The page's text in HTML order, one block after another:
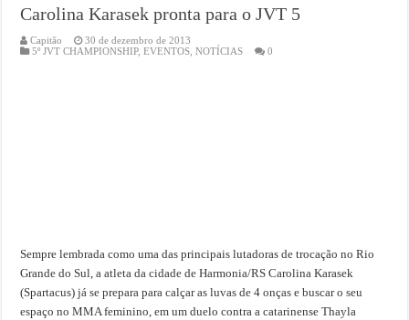
Carolina Karasek pronta para o JVT 5
Capitão
30 de dezembro de 2013
5º JVT CHAMPIONSHIP,EVENTOS ,NOTÍCIAS 0
Sempre lembrada como uma das principais lutadoras de trocação no Rio
Grande do Sul, a atleta da cidade de Harmonia/RS Carolina Karasek
(Spartacus) já se prepara para calçar as luvas de 4 onças e buscar o seu
espaço no MMA feminino, em um duelo contra a catarinense Thayla